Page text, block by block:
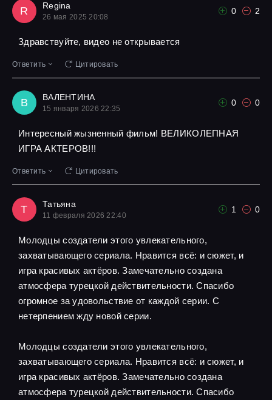
R Regina
26 мая 2025 20:08
0 2
Здравствуйте, видео не открывается
Ответить Цитировать
В ВАЛЕНТИНА
15 января 2026 22:35
0 0
Интересный жызненный фильм! ВЕЛИКОЛЕПНАЯ
ИГРА АКТЕРОВ!!!
Ответить Цитировать
Т Татьяна
11 февраля 2026 22:40
1 0
Молодцы создатели этого увлекательного,
захватывающего сериала. Нравится всё: и сюжет, и
игра красивых актёров. Замечательно создана
атмосфера турецкой действительности. Спасибо
огромное за удовольствие от каждой серии. С
нетерпением жду новой серии.
Молодцы создатели этого увлекательного,
захватывающего сериала. Нравится всё: и сюжет, и
игра красивых актёров. Замечательно создана
атмосфера турецкой действительности. Спасибо